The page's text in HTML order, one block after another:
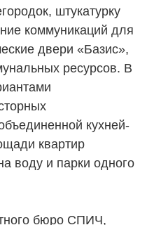
штукатурку
коммуникаций для
двери «Базис»,
ресурсов. В
кухней-
квартир
воду и парки одного
бюро СПИЧ,